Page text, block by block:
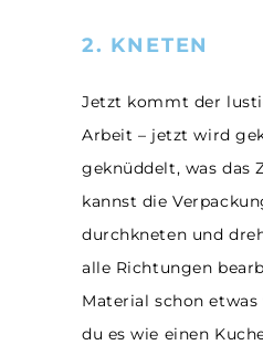
2. KNETEN
Jetzt kommt der
Arbeit – jetzt wird
geknüddelt, was das
kannst die
durchkneten und
alle Richtungen
Material schon
du es wie einen